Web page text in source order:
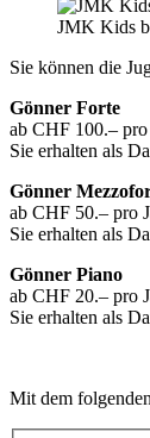
JMK Kids
Sie können die
Gönner Forte
ab CHF 100.– pro
Sie erhalten als
Gönner
ab CHF 50.– pro
Sie erhalten als
Gönner Piano
ab CHF 20.– pro
Sie erhalten als
Mit dem